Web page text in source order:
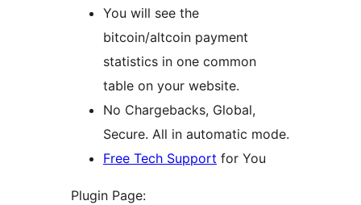
You will see the
bitcoin/altcoin payment
statistics in one common
table on your website.
No Chargebacks, Global,
Secure. All in automatic mode.
Free Tech Support for You
Plugin Page: